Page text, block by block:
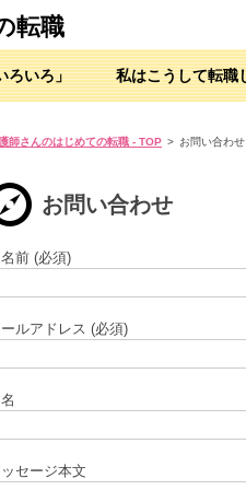
転職
ろいろ」 私はこうして転
師さんのはじめての転職 - TOP > お問い合わせ
お問い合わせ
前 (必須)
ルアドレス (必須)
セージ本文